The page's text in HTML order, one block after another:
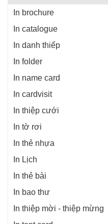
In brochure
In catalogue
In danh thiếp
In folder
In name card
In cardvisit
In thiệp cưới
In tờ rơi
In thẻ nhựa
In Lịch
In thẻ bài
In bao thư
In thiệp mời - thiệp mừng